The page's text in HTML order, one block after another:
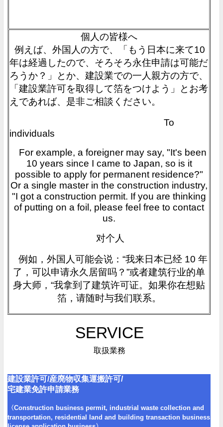
個人の皆様へ
例えば、外国人の方で、「もう日本に来て10
年は経過したので、そろそろ永住申請は可能だ
ろうか？」とか、建設業での一人親方の方で、
「建設業許可を取得して箔をつけよう」とお考
えであれば、是非ご相談ください。
To
individuals
For example, a foreigner may say, "It's been
10 years since I came to Japan, so is it
possible to apply for permanent residence?"
Or a single master in the construction industry,
"I got a construction permit. If you are thinking
of putting on a foil, please feel free to contact
us.
对个人
例如，外国人可能会说：“我来日本已经 10 年
了，可以申请永久居留吗？”或者建筑行业的单
身大师，“我拿到了建筑许可证。如果你在想贴
箔，请随时与我们联系。
SERVICE
取扱業務
建設業許可/産廃物収集運搬許可/
宅建業免許申請業務
〈Construction business permit, industrial waste collection and
transportation, residential land and building transaction business